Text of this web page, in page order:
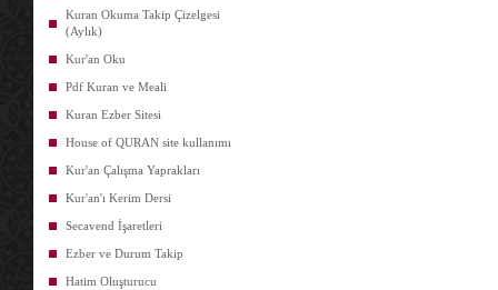
Kuran Okuma Takip Çizelgesi
(Aylık)
Kur'an Oku
Pdf Kuran ve Meali
Kuran Ezber Sitesi
House of QURAN site kullanımı
Kur'an Çalışma Yaprakları
Kur'an'ı Kerim Dersi
Secavend İşaretleri
Ezber ve Durum Takip
Hatim Oluşturucu